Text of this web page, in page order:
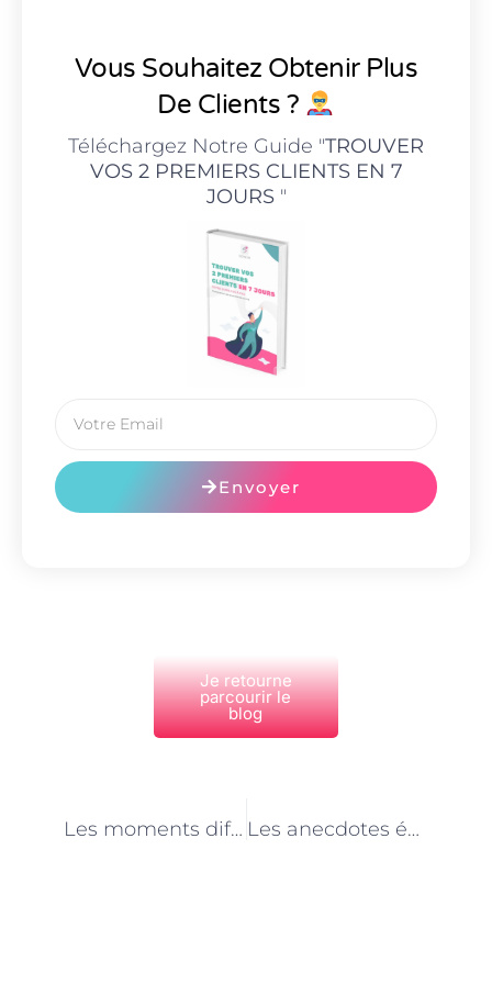
Vous Souhaitez Obtenir Plus
De Clients ?
Téléchargez Notre Guide "TROUVER
VOS 2 PREMIERS CLIENTS EN 7
JOURS"
Envoyer
Je retourne
parcourir le
blog
Les moments difficiles du métier d’agent animalier en refuge à Paris : faire face à la détresse animale Les anecdotes émouvantes des agents animaliers en refuge à Paris : des histoires de sauvetage inspirantes